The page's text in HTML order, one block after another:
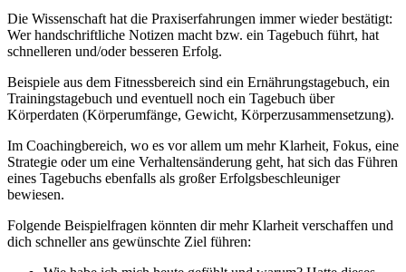
Die Wissenschaft hat die Praxiserfahrungen immer wieder bestätigt:
Wer handschriftliche Notizen macht bzw. ein Tagebuch führt, hat
schnelleren und/oder besseren Erfolg.
Beispiele aus dem Fitnessbereich sind ein Ernährungstagebuch, ein
Trainingstagebuch und eventuell noch ein Tagebuch über
Körperdaten (Körperumfänge, Gewicht, Körperzusammensetzung).
Im Coachingbereich, wo es vor allem um mehr Klarheit, Fokus, eine
Strategie oder um eine Verhaltensänderung geht, hat sich das Führen
eines Tagebuchs ebenfalls als großer Erfolgsbeschleuniger
bewiesen.
Folgende Beispielfragen könnten dir mehr Klarheit verschaffen und
dich schneller ans gewünschte Ziel führen: